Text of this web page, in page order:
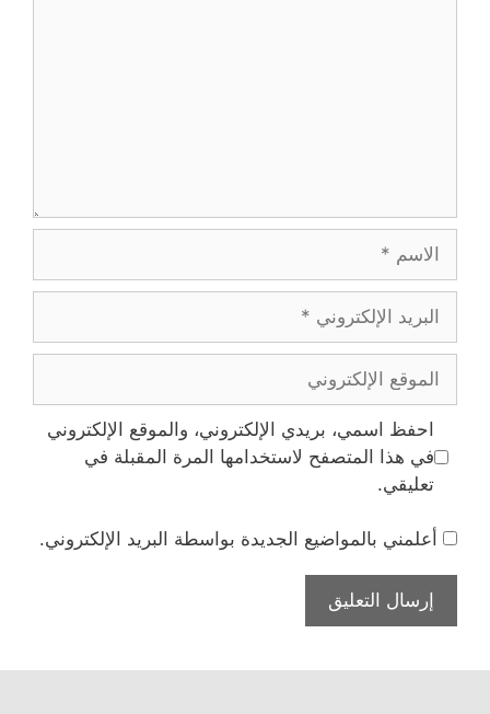
الإلكتروني
الإلكتروني
احفظ اسمي، بريدي الإلكتروني، والموقع الإلكتروني
في هذا المتصفح لاستخدامها المرة المقبلة في
تعليقي.
أعلمني بالمواضيع الجديدة بواسطة البريد الإلكتروني.